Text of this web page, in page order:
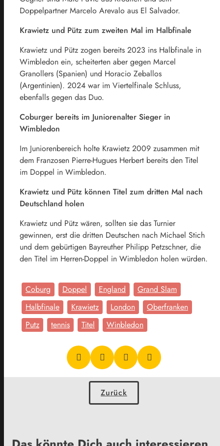
Doppelpartner Marcelo Arevalo aus El Salvador.
Krawietz und Pütz zum zweiten Mal im Halbfinale
Krawietz und Pütz zogen bereits 2023 ins Halbfinale in
Wimbledon ein, scheiterten aber gegen Marcel
Granollers (Spanien) und Horacio Zeballos
(Argentinien). 2024 war im Viertelfinale Schluss,
ebenfalls gegen das Duo.
Coburger bereits im Juniorenalter Sieger in
Wimbledon
Im Juniorenbereich holte Krawietz 2009 zusammen mit
dem Franzosen Pierre-Hugues Herbert bereits den Titel
im Doppel in Wimbledon.
Krawietz und Pütz können Titel zum dritten Mal nach
Deutschland holen
Krawietz und Pütz wären, sollten sie das Turnier
gewinnen, erst die dritten Deutschen nach Michael Stich
und dem gebürtigen Bayreuther Philipp Petzschner, die
den Titel im Herren-Doppel in Wimbledon holen würden.
Coburg Doppel England
Grand Slam
Halbfinale
Krawietz London
Oberfranken
Putz
tennis Titel Winbledon
Zurück